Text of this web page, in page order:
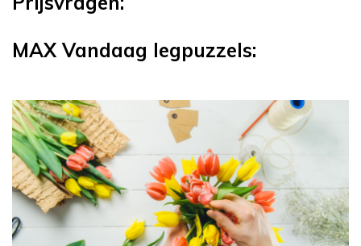
MAX Vandaag legpuzzels: